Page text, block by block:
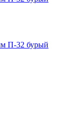
П-32 бурый